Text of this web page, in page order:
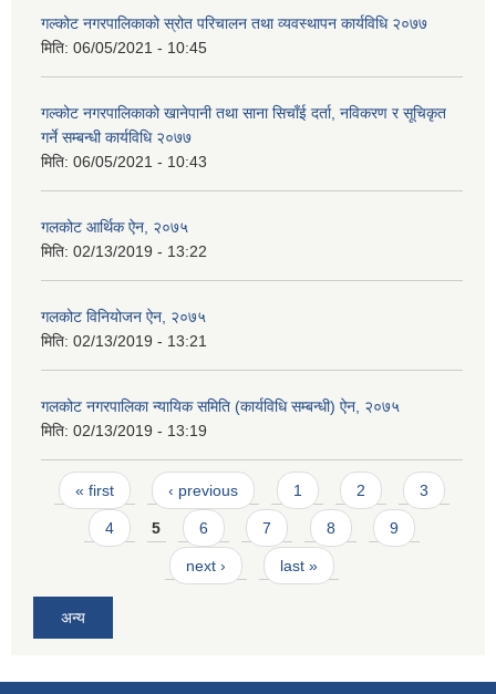
गल्कोट नगरपालिकाको स्रोत परिचालन तथा व्यवस्थापन कार्यविधि २०७७
मिति: 06/05/2021 - 10:45
गल्कोट नगरपालिकाको खानेपानी तथा साना सिचाँई दर्ता, नविकरण र सूचिकृत
गर्ने सम्बन्धी कार्यविधि २०७७
मिति: 06/05/2021 - 10:43
गलकोट आर्थिक ऐन, २०७५
मिति: 02/13/2019 - 13:22
गलकोट विनियोजन ऐन, २०७५
मिति: 02/13/2019 - 13:21
गलकोट नगरपालिका न्यायिक समिति (कार्यविधि सम्बन्धी) ऐन, २०७५
मिति: 02/13/2019 - 13:19
Pages
« first ‹ previous 1 2 3
4 5 6 7 8 9
next › last »
अन्य